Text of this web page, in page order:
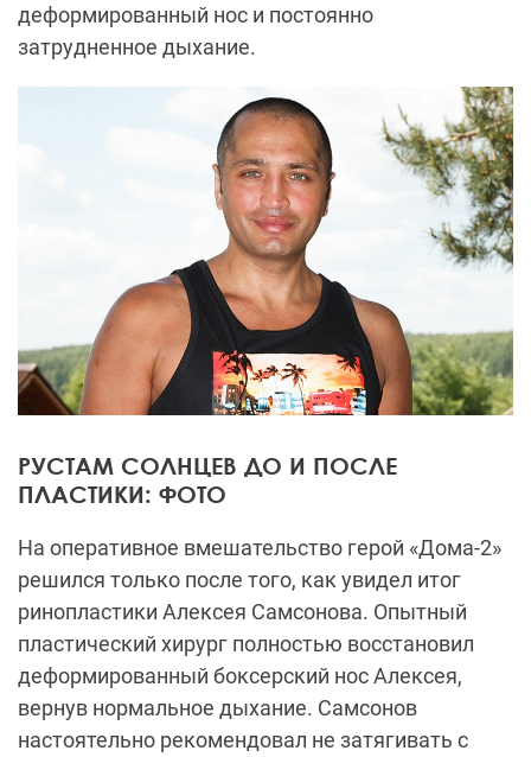
деформированный нос и постоянно
затрудненное дыхание.
РУСТАМ СОЛНЦЕВ ДО И ПОСЛЕ
ПЛАСТИКИ: ФОТО
На оперативное вмешательство герой «Дома-2»
решился только после того, как увидел итог
ринопластики Алексея Самсонова. Опытный
пластический хирург полностью восстановил
деформированный боксерский нос Алексея,
вернув нормальное дыхание. Самсонов
настоятельно рекомендовал не затягивать с